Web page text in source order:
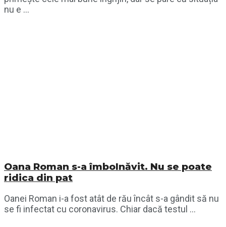
nu e ...
Oana Roman s-a îmbolnăvit. Nu se poate
ridica din pat
Oanei Roman i-a fost atât de rău încât s-a gândit să nu
se fi infectat cu coronavirus. Chiar dacă testul ...